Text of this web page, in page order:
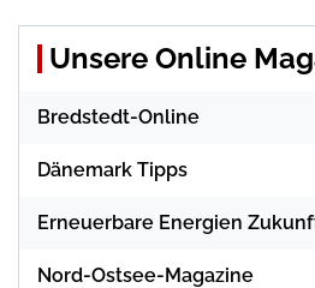
Unsere Online
Bredstedt-Online
Dänemark Tipps
Erneuerbare Energien
Nord-Ostsee-Magazine